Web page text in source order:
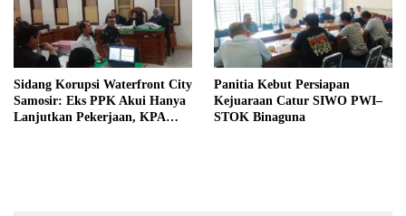
Sidang Korupsi Waterfront City
Samosir: Eks PPK Akui Hanya
Lanjutkan Pekerjaan, KPA
Panitia Kebut Persiapan
Kejuaraan Catur SIWO PWI–
STOK Binaguna